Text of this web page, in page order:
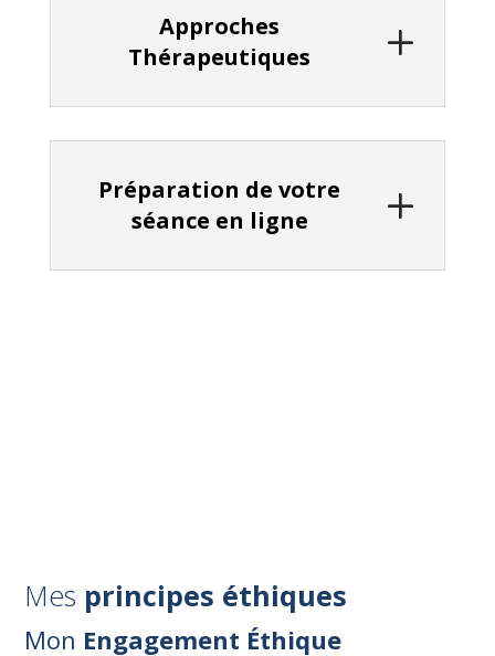
Approches
Thérapeutiques
Préparation de votre
séance en ligne
Mes principes éthiques
Mon Engagement Éthique